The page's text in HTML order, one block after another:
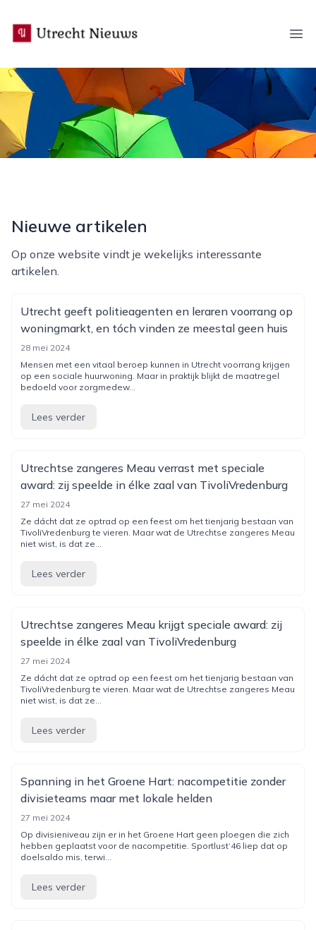
utrecht-nieuws.nl
Nieuwe artikelen
Op onze website vindt je wekelijks interessante
artikelen.
Utrecht geeft politieagenten en leraren voorrang op
woningmarkt, en tóch vinden ze meestal geen huis
28 mei 2024
Mensen met een vitaal beroep kunnen in Utrecht voorrang krijgen
op een sociale huurwoning. Maar in praktijk blijkt de maatregel
bedoeld voor zorgmedew...
Lees verder
Utrechtse zangeres Meau verrast met speciale
award: zij speelde in élke zaal van TivoliVredenburg
27 mei 2024
Ze dácht dat ze optrad op een feest om het tienjarig bestaan van
TivoliVredenburg te vieren. Maar wat de Utrechtse zangeres Meau
niet wist, is dat ze...
Lees verder
Utrechtse zangeres Meau krijgt speciale award: zij
speelde in élke zaal van TivoliVredenburg
27 mei 2024
Ze dácht dat ze optrad op een feest om het tienjarig bestaan van
TivoliVredenburg te vieren. Maar wat de Utrechtse zangeres Meau
niet wist, is dat ze...
Lees verder
Spanning in het Groene Hart: nacompetitie zonder
divisieteams maar met lokale helden
27 mei 2024
Op divisieniveau zijn er in het Groene Hart geen ploegen die zich
hebben geplaatst voor de nacompetitie. Sportlust‘46 liep dat op
doelsaldo mis, terwi...
Lees verder